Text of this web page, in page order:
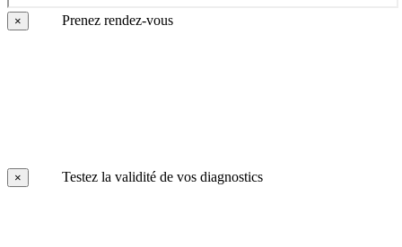
× Prenez rendez-vous
× Testez la validité de vos diagnostics